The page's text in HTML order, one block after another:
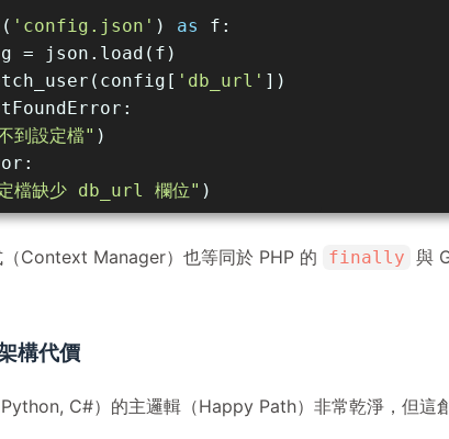
( 'config.json' ) as
f:
= json.load(f)
'db_url' ])
到設定檔" )
檔缺少 db_url 欄位" )
（Context Manager）也等同於 PHP 的 finally 與
構代價
Python, C#）的主邏輯（Happy Path）非常乾淨，但這